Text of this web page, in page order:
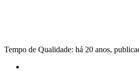
Tempo de Qualidade: há 20 anos,